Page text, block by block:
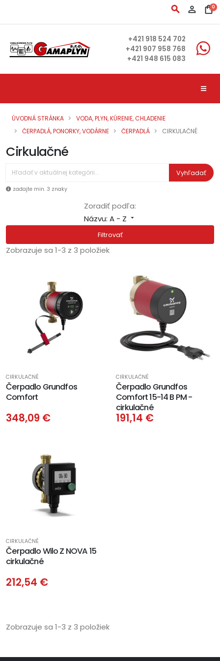
search person_outline shopping_bag0
+421 918 524 702
+421 907 958 768
+421 948 615 083
ÚVODNÁ STRÁNKA
VODA, PLYN, KÚRENIE, CHLADENIE
ČERPADLÁ, PONORKY, VODÁRNE
ČERPADLÁ CIRKULAČNÉ
Cirkulačné
Vyhľadať
zadajte min. 3 znaky
Zoradiť podľa:
Názvu: A - Z 
Filtrovať
Zobrazuje sa 1-3 z 3 položiek
CIRKULAČNÉ
Čerpadlo Grundfos
Comfort
348,09 €
CIRKULAČNÉ
Čerpadlo Grundfos
Comfort 15-14 B PM -
cirkulačné
191,14 €
CIRKULAČNÉ
Čerpadlo Wilo Z NOVA 15
cirkulačné
212,54 €
Zobrazuje sa 1-3 z 3 položiek